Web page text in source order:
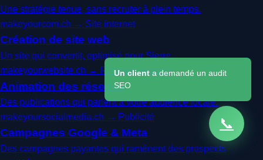
Une stratégie tenue, sans recruter à plein temps.
makeyourcom.ch → Site internet
Création de site web
Un site qui convertit, optimisé pour Sierre.
makeyourwebsite.ch → Réseaux sociaux
Animation des réseaux
Des publications qui parlent à votre audience locale.
makeyoursocialmedia.ch → Publicité
Campagnes Google & Meta
Des campagnes payantes qui ramènent des prospects
📞
Un client a demandé un audit
SEO